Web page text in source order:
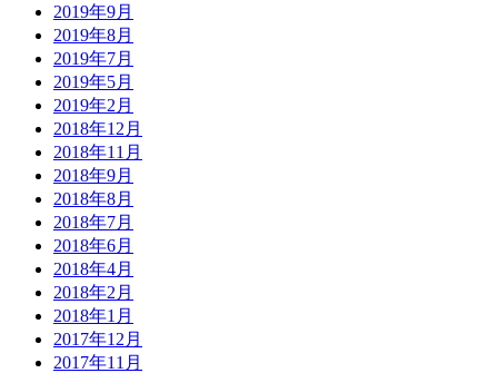
2019年9月
2019年8月
2019年7月
2019年5月
2019年2月
2018年12月
2018年11月
2018年9月
2018年8月
2018年7月
2018年6月
2018年4月
2018年2月
2018年1月
2017年12月
2017年11月